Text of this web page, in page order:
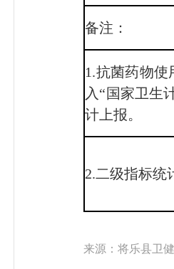
备注：
1.抗菌药物使
入“国家卫生
计上报。
2.二级指标统
来源：将乐县卫